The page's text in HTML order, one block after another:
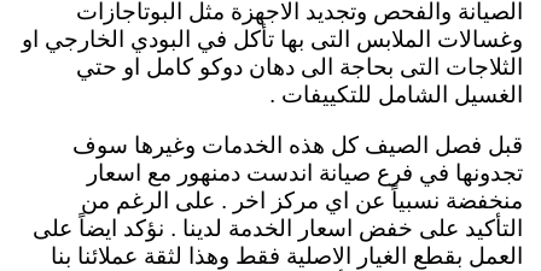
الصيانة والفحص وتجديد الاجهزة مثل البوتاجازات
وغسالات الملابس التى بها تأكل في البودي الخارجي او
الثلاجات التى بحاجة الى دهان دوكو كامل او حتي
الغسيل الشامل للتكييفات .
قبل فصل الصيف كل هذه الخدمات وغيرها سوف
تجدونها في فرع صيانة اندست دمنهور مع اسعار
منخفضة نسبياً عن اي مركز اخر . على الرغم من
التأكيد على خفض اسعار الخدمة لدينا . نؤكد ايضاً على
العمل بقطع الغيار الاصلية فقط وهذا لثقة عملائنا بنا